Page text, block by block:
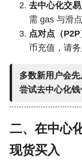
去中心化交易
需 gas 与滑点
点对点（P2P
币充值，请
多数新用户会
尝试去中心化钱
二、在中心
现货买入